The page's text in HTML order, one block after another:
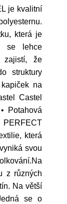
je kvalitní
která je
se lehce
zajistí, že
struktury
na
Castel
Potahová
která
svou
z různých
Na větší
se o